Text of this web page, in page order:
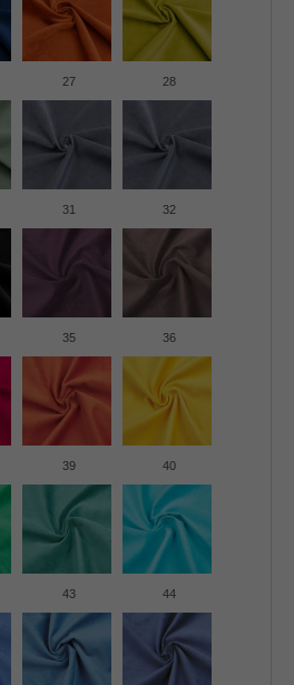
27 28
31 32
35 36
39 40
43 44